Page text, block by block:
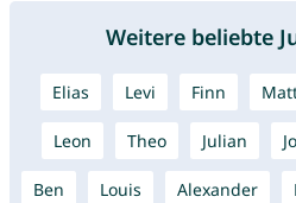
Weitere beliebte
Elias Levi Finn
Leon Theo Julian
Ben Louis Alexander